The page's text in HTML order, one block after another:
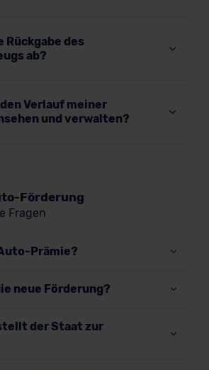
Rückgabe des
ab?
den Verlauf meiner
und verwalten?
Förderung
Fragen
Prämie?
neue Förderung?
der Staat zur